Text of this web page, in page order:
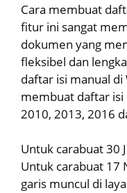
Cara membuat
fitur ini sangat
dokumen yang
fleksibel dan
daftar isi manual di
membuat daftar isi
2010, 2013, 2016
Untuk carabuat 30
Untuk carabuat 17
garis muncul di